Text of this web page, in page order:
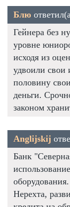
Блю
Гейнера без
уровне
исходя из
удвоили свои
половину
деньги.
законом
Anglijskij
Банк
Нерехта,